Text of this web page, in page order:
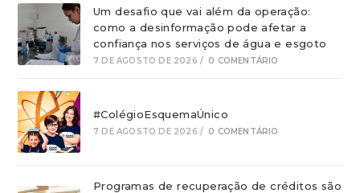
Um desafio que vai além da operação:
como a desinformação pode afetar a
confiança nos serviços de água e esgoto
7 DE AGOSTO DE 2026 / 0 COMENTÁRIO
#ColégioEsquemaÚnico
7 DE AGOSTO DE 2026 / 0 COMENTÁRIO
Programas de recuperação de créditos são